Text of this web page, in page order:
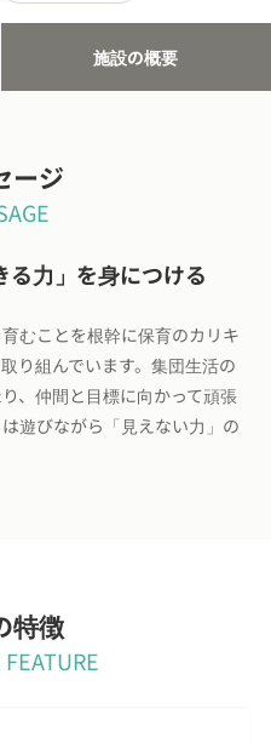
施設の概要
ージ
力」を身につける
むことを根幹に保育のカリキ
り組んでいます。集団生活の
、仲間と目標に向かって頑張
遊びながら「見えない力」の
特徴